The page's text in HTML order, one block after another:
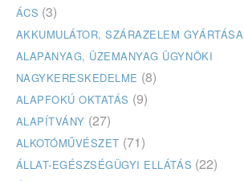
ÁCS (3)
AKKUMULÁTOR, SZÁRAZELEM GYÁRTÁSA
ALAPANYAG, ÜZEMANYAG ÜGYNÖKI
NAGYKERESKEDELME (8)
ALAPFOKÚ OKTATÁS (9)
ALAPÍTVÁNY (27)
ALKOTÓMŰVÉSZET (71)
ÁLLAT-EGÉSZSÉGÜGYI ELLÁTÁS (22)